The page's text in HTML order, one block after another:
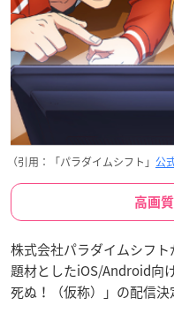
（引用：「パラダイムシフト」 公
高画
株式会社パラダイムシフ
題材としたiOS/Android向
死ぬ！（仮称）」の配信決